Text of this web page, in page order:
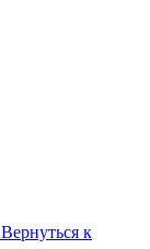
Вернуться к